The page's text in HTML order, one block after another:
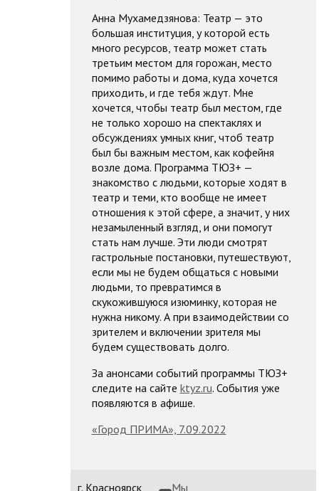
Анна Мухамедзянова: Театр — это
большая институция, у которой есть
много ресурсов, театр может стать
третьим местом для горожан, место
помимо работы и дома, куда хочется
приходить, и где тебя ждут. Мне
хочется, чтобы театр был местом, где
не только хорошо на спектаклях и
обсуждениях умных книг, чтоб театр
был бы важным местом, как кофейня
возле дома. Программа ТЮЗ+ —
знакомство с людьми, которые ходят в
театр и теми, кто вообще не имеет
отношения к этой сфере, а значит, у них
незамыленный взгляд, и они помогут
стать нам лучше. Эти люди смотрят
гастрольные постановки, путешествуют,
если мы не будем общаться с новыми
людьми, то превратимся в
скукожившуюся изюминку, которая не
нужна никому. А при взаимодействии со
зрителем и включении зрителя мы
будем существовать долго.
За анонсами событий программы ТЮЗ+
следите на сайте ktyz.ru. События уже
появляются в афише.
«Город ПРИМА», 7.09.2022
г. Красноярск, Мы